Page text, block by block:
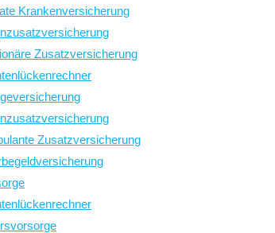
Krankenversicherung
Zusatzversicherung
Zusatzversicherung